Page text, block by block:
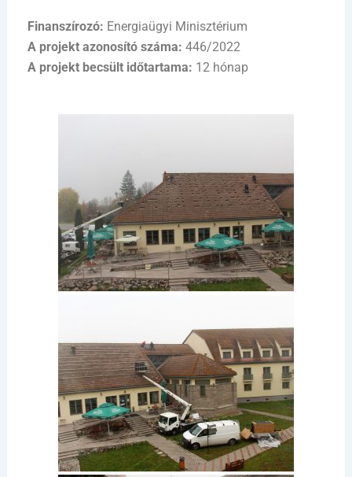
Finanszírozó: Energiaügyi Minisztérium
A projekt azonosító száma: 446/2022
A projekt becsült időtartama: 12 hónap